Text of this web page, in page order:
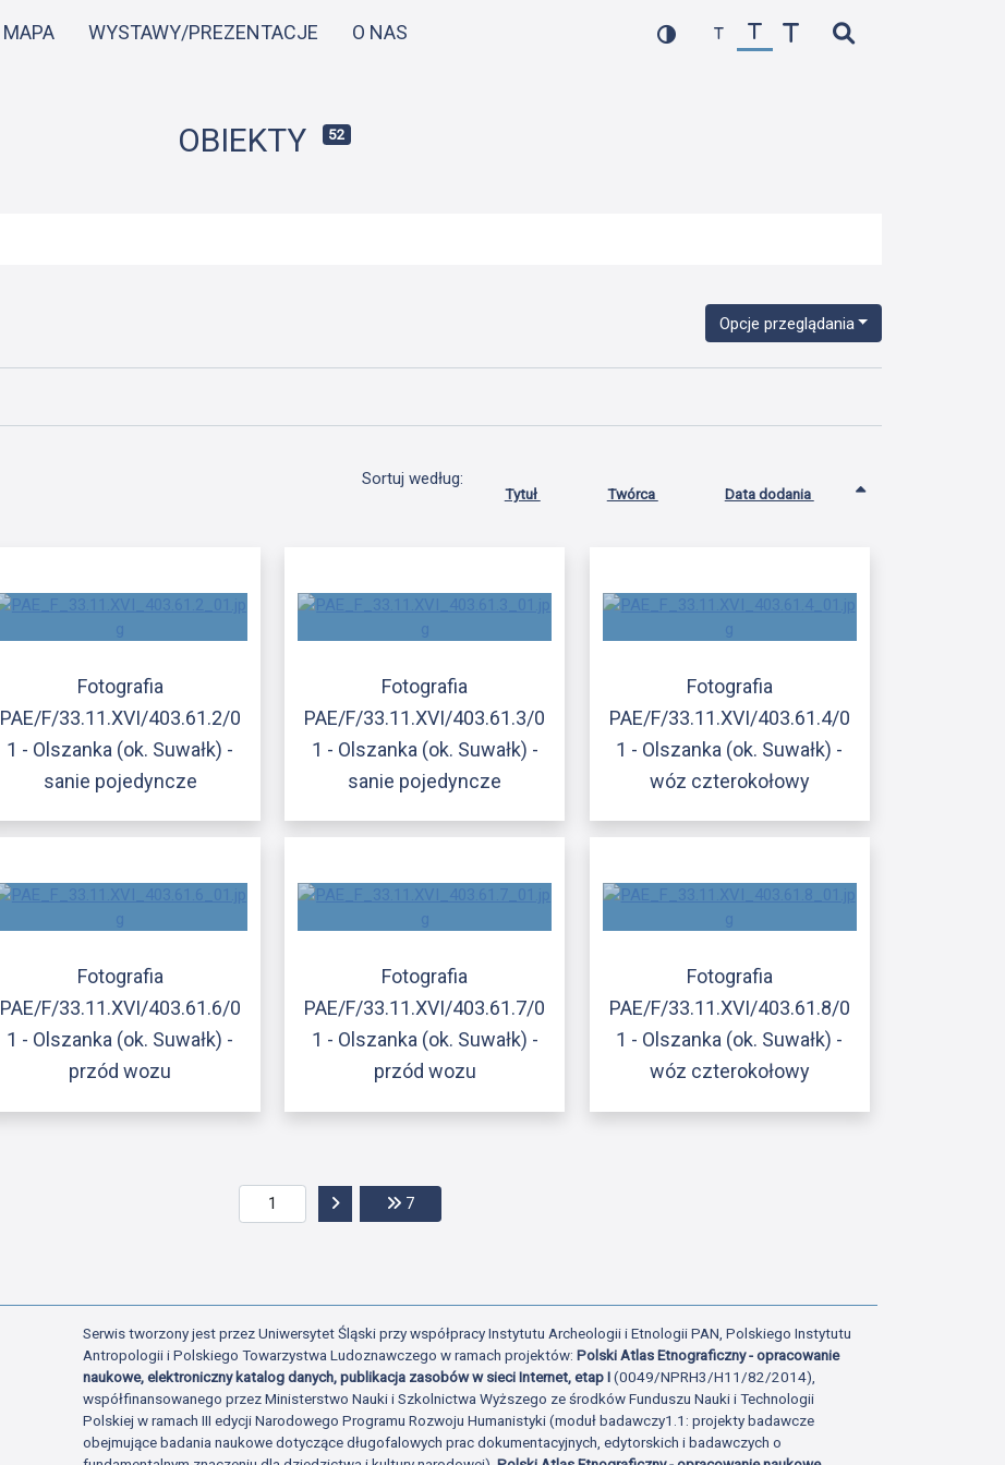
do
MAPA WYSTAWY/PREZENTACJE O NAS
OBIEKTY 52
Opcje przeglądania
Sortuj według:
Tytuł Twórca Data dodania
Fotografia
PAE/F/33.11.XVI/403.61.2/0
1 - Olszanka (ok. Suwałk) -
sanie pojedyncze
Fotografia
PAE/F/33.11.XVI/403.61.3/0
1 - Olszanka (ok. Suwałk) -
sanie pojedyncze
Fotografia
PAE/F/33.11.XVI/403.61.4/0
1 - Olszanka (ok. Suwałk) -
wóz czterokołowy
Fotografia
PAE/F/33.11.XVI/403.61.6/0
1 - Olszanka (ok. Suwałk) -
przód wozu
Fotografia
PAE/F/33.11.XVI/403.61.7/0
1 - Olszanka (ok. Suwałk) -
przód wozu
Fotografia
PAE/F/33.11.XVI/403.61.8/0
1 - Olszanka (ok. Suwałk) -
wóz czterokołowy
Przejdź do następnej strony
7Przejdź do ostatniej strony
Serwis tworzony jest przez Uniwersytet Śląski przy współpracy Instytutu Archeologii i Etnologii PAN, Polskiego Instytutu
Antropologii i Polskiego Towarzystwa Ludoznawczego w ramach projektów:Polski Atlas Etnograficzny - opracowanie
naukowe, elektroniczny katalog danych, publikacja zasobów w sieci Internet, etap I(0049/NPRH3/H11/82/2014),
współfinansowanego przez Ministerstwo Nauki i Szkolnictwa Wyższego ze środków Funduszu Nauki i Technologii
Polskiej w ramach III edycji Narodowego Programu Rozwoju Humanistyki (moduł badawczy1.1: projekty badawcze
obejmujące badania naukowe dotyczące długofalowych prac dokumentacyjnych, edytorskich i badawczych o